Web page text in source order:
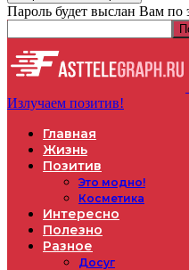
Пароль будет выслан Вам по
Излучаем позитив!
Главная
Жизнь
Позитив
Это модно!
Косметика
Интересно
Полезно
Разное
Досуг